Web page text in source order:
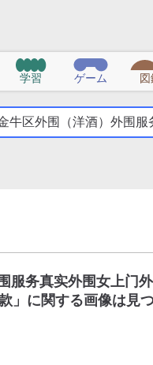
学習 ゲーム
服务真实外围女上门
」に関する画像は見